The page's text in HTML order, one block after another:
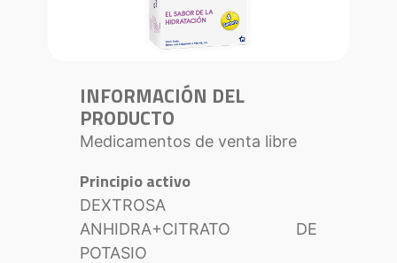
INFORMACIÓN DEL
PRODUCTO
Medicamentos de venta libre
Principio activo
DEXTROSA
ANHIDRA+CITRATO DE
POTASIO